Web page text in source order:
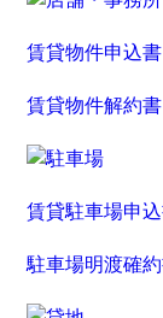
賃貸物件申込書
賃貸物件解約書
賃貸駐車場申
駐車場明渡確